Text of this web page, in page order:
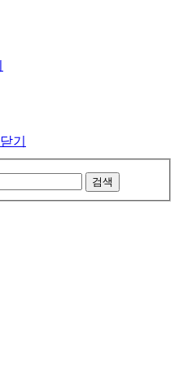
닫기
검색